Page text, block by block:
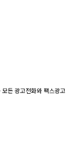
든 광고전화와 팩스광고